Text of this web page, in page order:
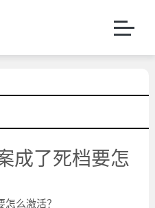
成了死档要怎